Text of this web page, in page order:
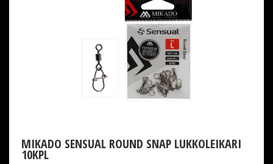
MIKADO SENSUAL ROUND SNAP LUKKOLEIKARI
10KPL